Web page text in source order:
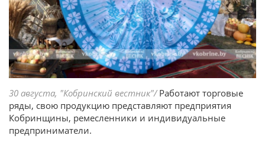
30 августа, "Кобринский вестник"/Работают торговые
ряды, свою продукцию представляют предприятия
Кобринщины, ремесленники и индивидуальные
предприниматели.